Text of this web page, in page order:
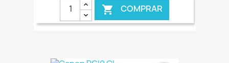
 COMPRAR